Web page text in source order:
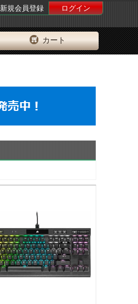
新規会員登録
ログイン
カート